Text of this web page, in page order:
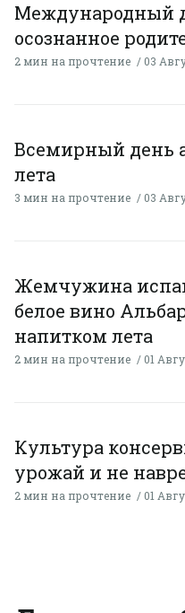
Международный
осознанное
2 мин на прочтение 03
Всемирный день
лета
3 мин на прочтение 03
Жемчужина
белое вино
напитком лета
2 мин на прочтение 01
Культура
урожай и не
2 мин на прочтение 01